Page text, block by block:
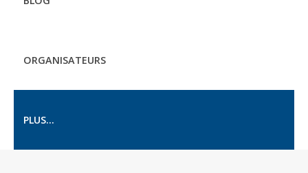
ORGANISATEURS
PLUS...